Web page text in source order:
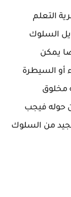
التعلم
السلوك
يمكن
أو السيطرة
مخلوق
حوله فيجب
من السلوك